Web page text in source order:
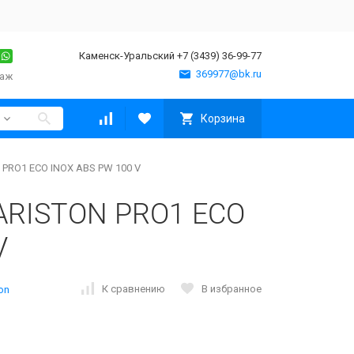
Каменск-Уральский +7 (3439) 36-99-77
369977@bk.ru
Корзина
ECO INOX ABS PW 100 V
PRO1 ECO
К сравнению В избранное